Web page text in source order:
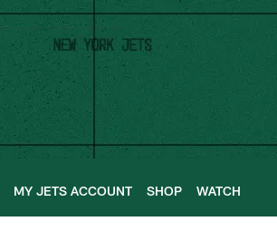
MY JETS ACCOUNT SHOP WATCH